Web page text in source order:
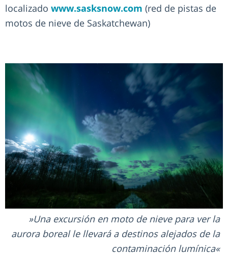
localizado www.sasksnow.com (red de pistas de
motos de nieve de Saskatchewan)
Una excursión en moto de nieve para ver la
aurora boreal le llevará a destinos alejados de la
contaminación lumínica